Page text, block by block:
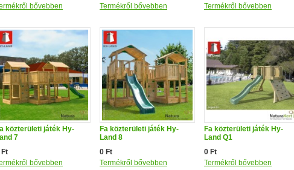
bővebben
Termékről bővebben
Termékről bővebben
közterületi játék Hy-
7
Ft
bővebben
Fa közterületi játék Hy-
Land 8
0 Ft
Termékről bővebben
Fa közterületi játék Hy-
Land Q1
0 Ft
Termékről bővebben